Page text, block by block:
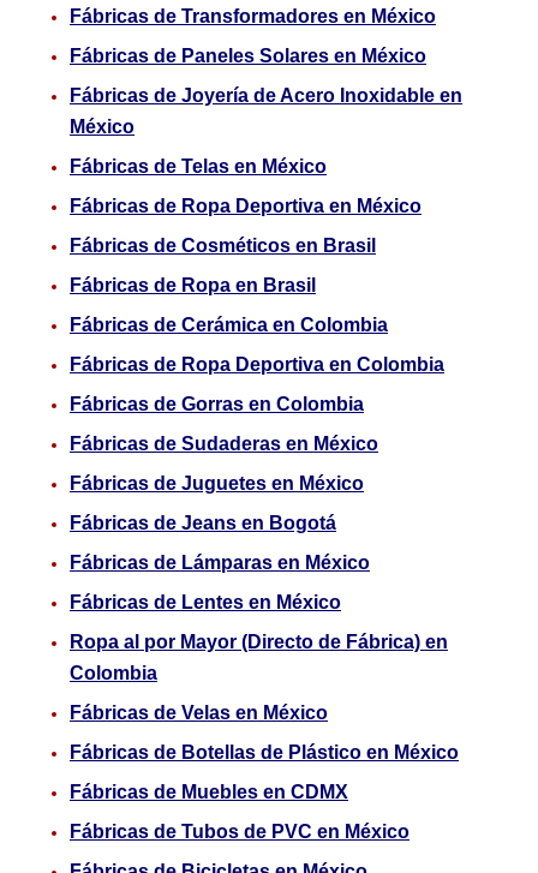
Fábricas de Transformadores en México
Fábricas de Paneles Solares en México
Fábricas de Joyería de Acero Inoxidable en
México
Fábricas de Telas en México
Fábricas de Ropa Deportiva en México
Fábricas de Cosméticos en Brasil
Fábricas de Ropa en Brasil
Fábricas de Cerámica en Colombia
Fábricas de Ropa Deportiva en Colombia
Fábricas de Gorras en Colombia
Fábricas de Sudaderas en México
Fábricas de Juguetes en México
Fábricas de Jeans en Bogotá
Fábricas de Lámparas en México
Fábricas de Lentes en México
Ropa al por Mayor (Directo de Fábrica) en
Colombia
Fábricas de Velas en México
Fábricas de Botellas de Plástico en México
Fábricas de Muebles en CDMX
Fábricas de Tubos de PVC en México